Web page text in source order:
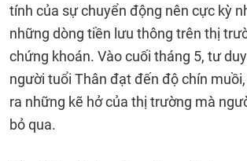
tính của sự chuyển động nên cực kỳ
những dòng tiền lưu thông trên thị
chứng khoán. Vào cuối tháng 5, tư
người tuổi Thân đạt đến độ chín
ra những kẽ hở của thị trường mà
bỏ qua.